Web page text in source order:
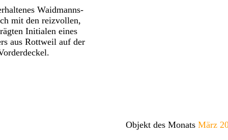
Waidmanns-
mit den reizvollen,
Initialen eines
aus Rottweil auf der
Objekt des Monats März